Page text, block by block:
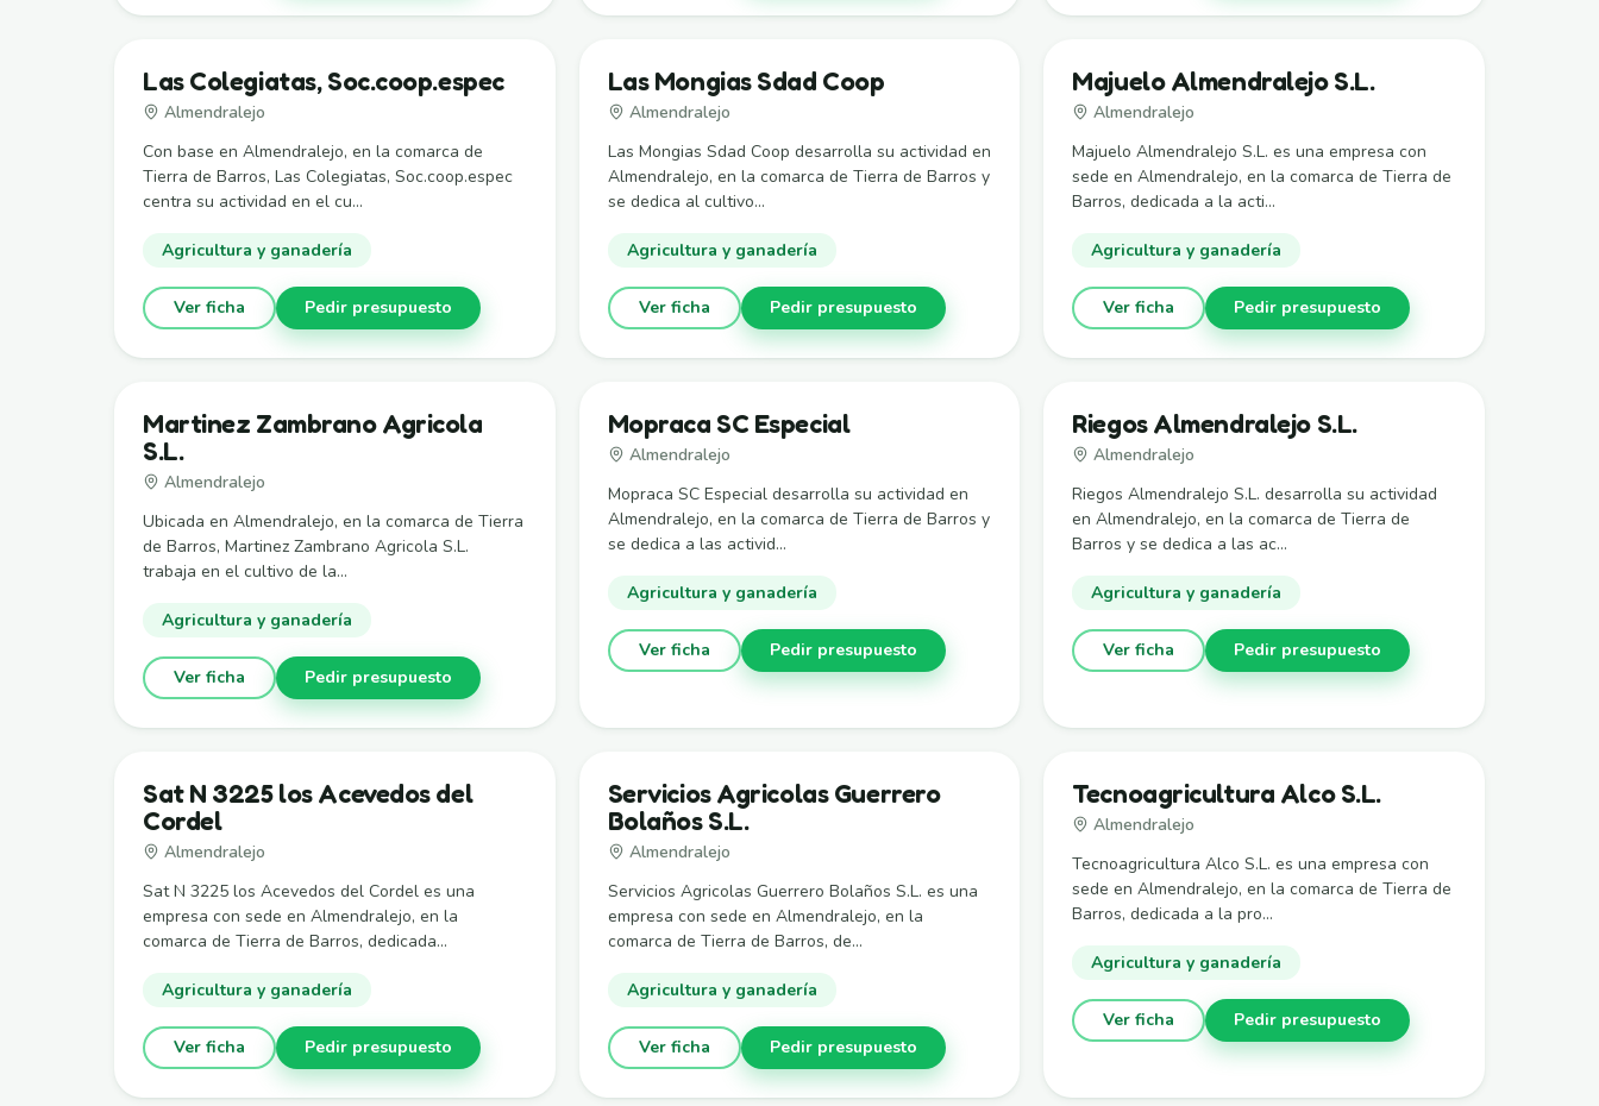
Las Colegiatas, Soc.coop.espec
Almendralejo
Con base en Almendralejo, en la comarca de
Tierra de Barros, Las Colegiatas, Soc.coop.espec
centra su actividad en el cu...
Agricultura y ganadería
Ver ficha Pedir presupuesto
Las Mongias Sdad Coop
Almendralejo
Las Mongias Sdad Coop desarrolla su actividad en
Almendralejo, en la comarca de Tierra de Barros y
se dedica al cultivo...
Agricultura y ganadería
Ver ficha Pedir presupuesto
Majuelo Almendralejo S.L.
Almendralejo
Majuelo Almendralejo S.L. es una empresa con
sede en Almendralejo, en la comarca de Tierra de
Barros, dedicada a la acti...
Agricultura y ganadería
Ver ficha Pedir presupuesto
Martinez Zambrano Agricola
S.L.
Almendralejo
Ubicada en Almendralejo, en la comarca de Tierra
de Barros, Martinez Zambrano Agricola S.L.
trabaja en el cultivo de la...
Agricultura y ganadería
Ver ficha Pedir presupuesto
Mopraca SC Especial
Almendralejo
Mopraca SC Especial desarrolla su actividad en
Almendralejo, en la comarca de Tierra de Barros y
se dedica a las activid...
Agricultura y ganadería
Ver ficha Pedir presupuesto
Riegos Almendralejo S.L.
Almendralejo
Riegos Almendralejo S.L. desarrolla su actividad
en Almendralejo, en la comarca de Tierra de
Barros y se dedica a las ac...
Agricultura y ganadería
Ver ficha Pedir presupuesto
Sat N 3225 los Acevedos del
Cordel
Almendralejo
Sat N 3225 los Acevedos del Cordel es una
empresa con sede en Almendralejo, en la
comarca de Tierra de Barros, dedicada...
Agricultura y ganadería
Ver ficha Pedir presupuesto
Servicios Agricolas Guerrero
Bolaños S.L.
Almendralejo
Servicios Agricolas Guerrero Bolaños S.L. es una
empresa con sede en Almendralejo, en la
comarca de Tierra de Barros, de...
Agricultura y ganadería
Ver ficha Pedir presupuesto
Tecnoagricultura Alco S.L.
Almendralejo
Tecnoagricultura Alco S.L. es una empresa con
sede en Almendralejo, en la comarca de Tierra de
Barros, dedicada a la pro...
Agricultura y ganadería
Ver ficha Pedir presupuesto